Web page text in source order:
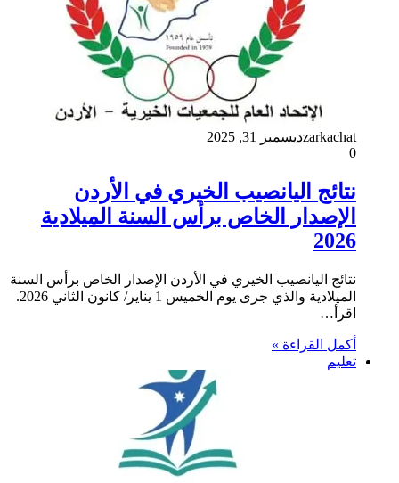
zarkachatديسمبر 31, 2025
0
نتائج اليانصيب الخيري في الأردن
الإصدار الخاص برأس السنة الميلادية
2026
نتائج اليانصيب الخيري في الأردن الإصدار الخاص برأس السنة
الميلادية والذي جرى يوم الخميس 1 يناير/ كانون الثاني 2026.
اقرأ…
أكمل القراءة »
تعليم